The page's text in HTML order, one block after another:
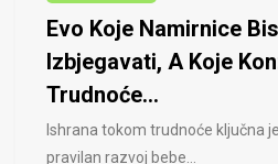
Evo Koje Namirnice
Izbjegavati, A Koje
Trudnoće...
Ishrana tokom trudnoće ključna
pravilan razvoj bebe...